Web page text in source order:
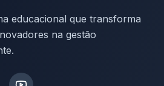
educacional que transforma
na gestão